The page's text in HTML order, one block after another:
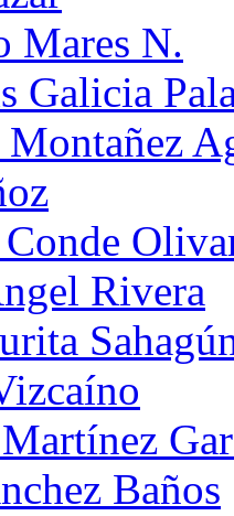
Mares N.
Galicia
Montañez
Rivera
Baños